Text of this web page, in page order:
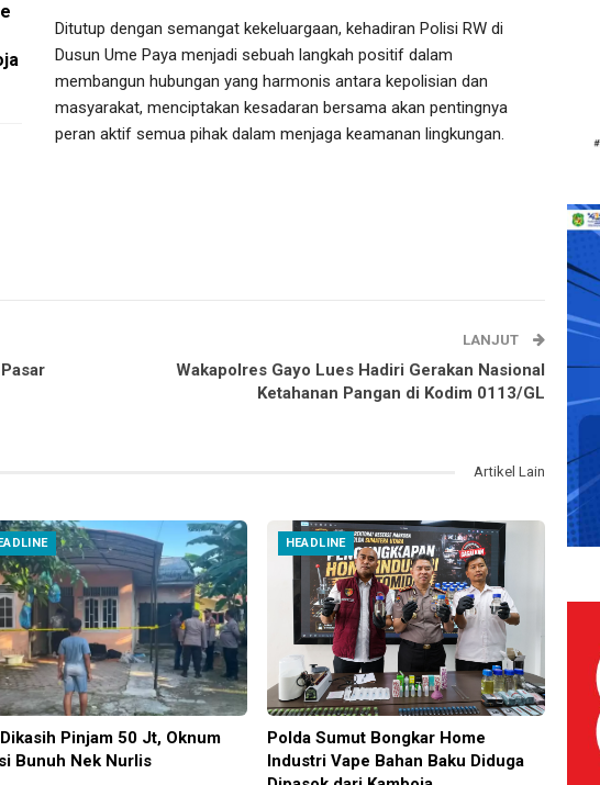
Ditutup dengan semangat kekeluargaan, kehadiran Polisi RW di
Dusun Ume Paya menjadi sebuah langkah positif dalam
membangun hubungan yang harmonis antara kepolisian dan
masyarakat, menciptakan kesadaran bersama akan pentingnya
peran aktif semua pihak dalam menjaga keamanan lingkungan.
LANJUT
Wakapolres Gayo Lues Hadiri Gerakan Nasional
Ketahanan Pangan di Kodim 0113/GL
Artikel Lain
Pinjam 50 Jt, Oknum
Bunuh Nek Nurlis
HEADLINE
Polda Sumut Bongkar Home
Industri Vape Bahan Baku Diduga